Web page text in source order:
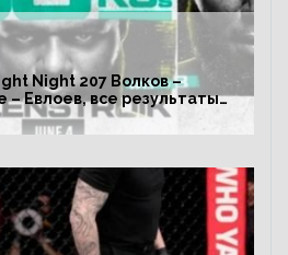
Night 207 Волков –
– Евлоев, все результаты
207